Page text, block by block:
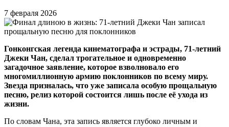
7 февраля 2026
Гонконгская легенда кинематографа и эстрады, 71-летний
Джеки Чан, сделал трогательное и одновременно
загадочное заявление, которое взволновало его
многомиллионную армию поклонников по всему миру.
Звезда призналась, что уже записала особую прощальную
песню, релиз которой состоится лишь после её ухода из
жизни.
По словам Чана, эта запись является глубоко личным и